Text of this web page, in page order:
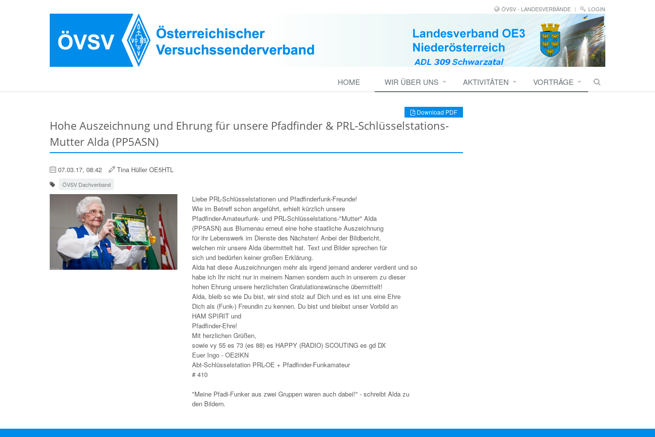
ÖVSV - LANDESVERBÄNDE LOGIN
HOME WIR ÜBER UNS AKTIVITÄTEN VORTRÄGE
Download PDF
Hohe Auszeichnung und Ehrung für unsere Pfadfinder & PRL-Schlüsselstations-
Mutter Alda (PP5ASN)
07.03.17, 08:42 Tina Hüller OE5HTL
ÖVSV Dachverband
Liebe PRL-Schlüsselstationen und Pfadfinderfunk-Freunde!
Wie im Betreff schon angeführt, erhielt kürzlich unsere
Pfadfinder-Amateurfunk- und PRL-Schlüsselstations-"Mutter" Alda
(PP5ASN) aus Blumenau erneut eine hohe staatliche Auszeichnung
für ihr Lebenswerk im Dienste des Nächsten! Anbei der Bildbericht,
welchen mir unsere Alda übermittelt hat. Text und Bilder sprechen für
sich und bedürfen keiner großen Erklärung.
Alda hat diese Auszeichnungen mehr als irgend jemand anderer verdient und so
habe ich Ihr nicht nur in meinem Namen sondern auch in unserem zu dieser
hohen Ehrung unsere herzlichsten Gratulationswünsche übermittelt!
Alda, bleib so wie Du bist, wir sind stolz auf Dich und es ist uns eine Ehre
Dich als (Funk-) Freundin zu kennen. Du bist und bleibst unser Vorbild an
HAM SPIRIT und
Pfadfinder-Ehre!
Mit herzlichen Grüßen,
sowie vy 55 es 73 (es 88) es HAPPY (RADIO) SCOUTING es gd DX
Euer Ingo - OE2IKN
Abt-Schlüsselstation PRL-OE + Pfadfinder-Funkamateur
# 410
"Meine Pfadi-Funker aus zwei Gruppen waren auch dabei!" - schreibt Alda zu
den Bildern.